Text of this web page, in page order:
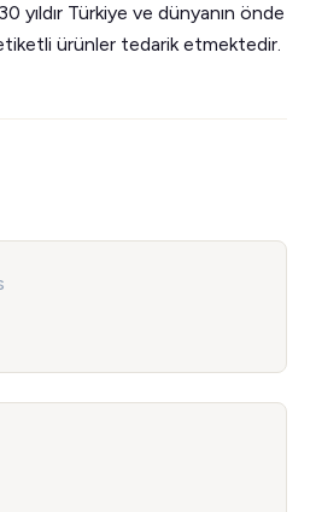
yıldır Türkiye ve dünyanın önde
ürünler tedarik etmektedir.